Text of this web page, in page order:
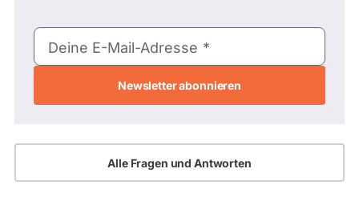
E-
Mail-
Deine E-Mail-Adresse
Alle Fragen und Antworten